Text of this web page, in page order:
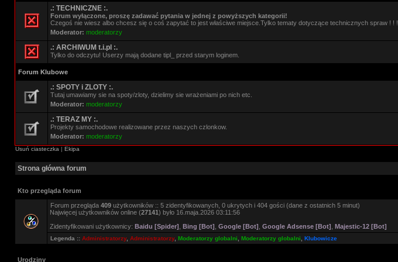
.: TECHNICZNE :.
Forum wyłączone, proszę zadawać pytania w jednej z powyższych kategorii!
Czegoś nie wiesz albo chcesz się o coś zapytać to jest właściwe miejsce.Tylko tematy dotyczące technicznych spraw ! ! !
Moderator: moderatorzy
.: ARCHIWUM t.i.pl :.
Tylko do odczytu! Userzy mają dodane tipl_ przed starym loginem.
Forum Klubowe
.: SPOTY i ZLOTY :.
Tutaj umawiamy sie na spoty/zloty, dzielimy sie wrażeniami po nich etc.
Moderator: moderatorzy
.: TERAZ MY :.
Projekty samochodowe realizowane przez naszych czlonkow.
Moderator: moderatorzy
Usuń ciasteczka | Ekipa
Strona główna forum
Kto przegląda forum
Forum przegląda 409 użytkowników :: 5 zidentyfikowanych, 0 ukrytych i 404 gości (dane z ostatnich 5 minut)
Najwięcej użytkowników online (27141) było 16.maja.2026 03:11:56
Zidentyfikowani użytkownicy: Baidu [Spider] Bing [Bot] Google [Bot] Google Adsense [Bot] Majestic-12 [Bot]
Legenda :: Administratorzy, Administratorzy, Moderatorzy globalni Moderatorzy globalni Klubowicze
Urodziny